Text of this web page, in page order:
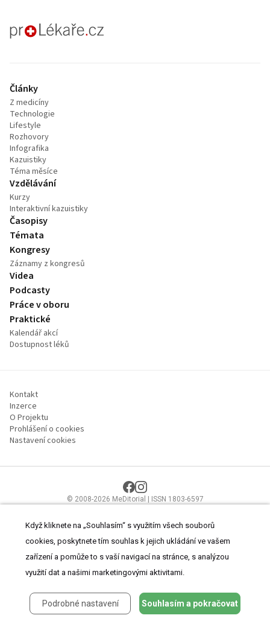
proLékaře.cz
Články
Z medicíny
Technologie
Lifestyle
Rozhovory
Infografika
Kazuistiky
Téma měsíce
Vzdělávání
Kurzy
Interaktivní kazuistiky
Časopisy
Témata
Kongresy
Záznamy z kongresů
Videa
Podcasty
Práce v oboru
Praktické
Kalendář akcí
Dostupnost léků
Kontakt
Inzerce
O Projektu
Prohlášení o cookies
Nastavení cookies
© 2008-2026 MeDitorial | ISSN 1803-6597
zdravotnictví.Čtěte prohlášeníaZásady zpracování osobních údajů
Když kliknete na „Souhlasím“ s využitím všech souborů
cookies, poskytnete tím souhlas k jejich ukládání ve vašem
zařízení a pomůže to s vaší navigací na stránce, s analýzou
využití dat a našimi marketingovými aktivitami.
Podrobné nastavení Souhlasím a pokračovat